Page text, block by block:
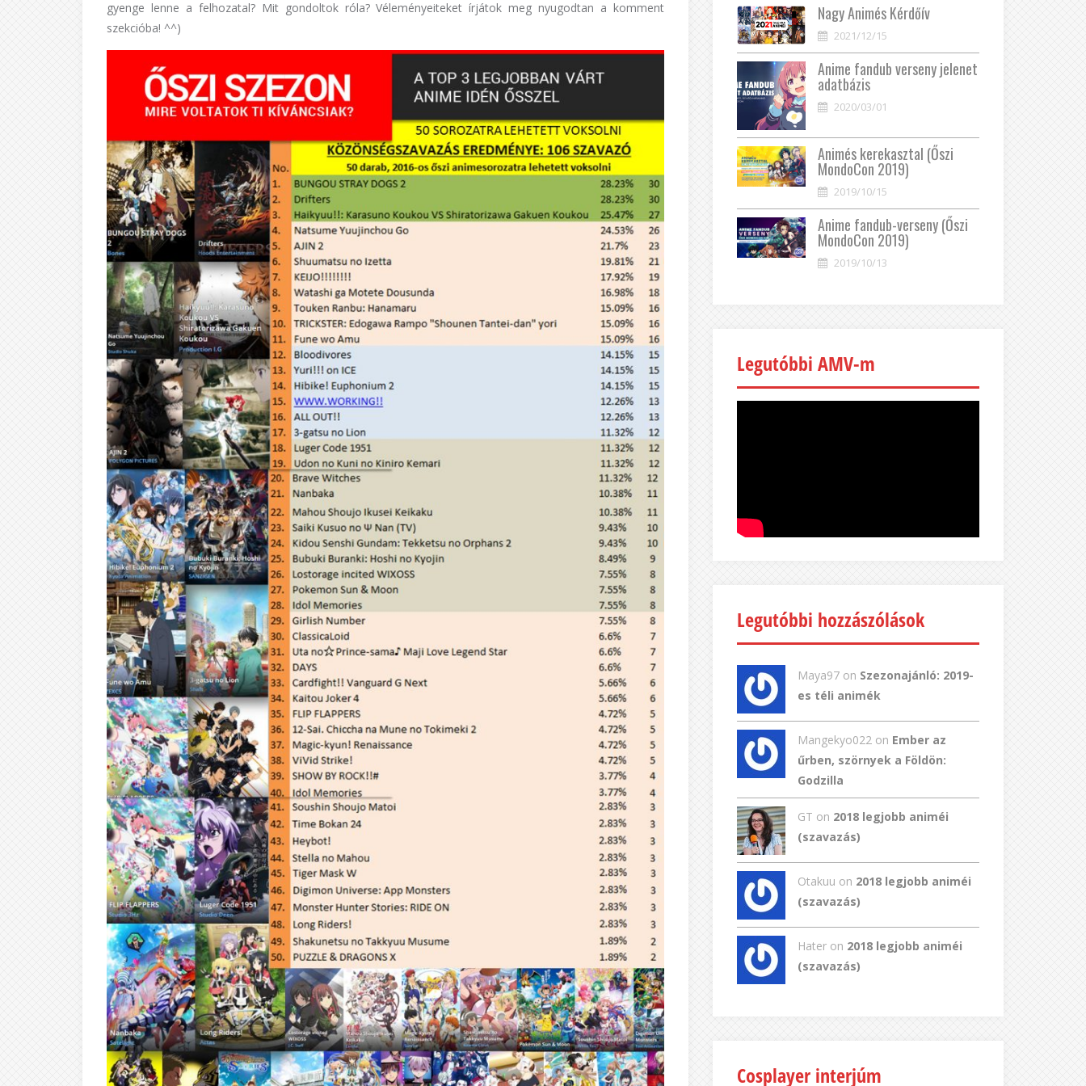
gyenge lenne a felhozatal? Mit gondoltok róla? Véleményeiteket írjátok meg nyugodtan a komment
szekcióba! ^^)
Nagy Animés Kérdőív
2021/12/15
Anime fandub verseny jelenet
adatbázis
2020/03/01
Animés kerekasztal (Őszi
MondoCon 2019)
2019/10/15
Anime fandub-verseny (Őszi
MondoCon 2019)
2019/10/13
Legutóbbi AMV-m
Legutóbbi hozzászólások
Maya97 on Szezonajánló: 2019-
es téli animék
Mangekyo022 on Ember az
űrben, szörnyek a Földön:
Godzilla
GT on 2018 legjobb animéi
(szavazás)
Otakuu on 2018 legjobb animéi
(szavazás)
Hater on 2018 legjobb animéi
(szavazás)
Cosplayer interjúm